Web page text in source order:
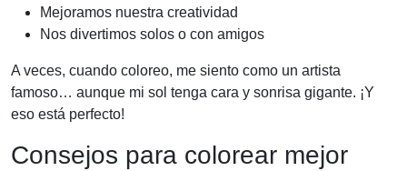
Mejoramos nuestra creatividad
Nos divertimos solos o con amigos
A veces, cuando coloreo, me siento como un artista
famoso… aunque mi sol tenga cara y sonrisa gigante. ¡Y
eso está perfecto!
Consejos para colorear mejor